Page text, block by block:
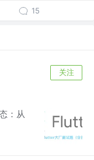
15
关注
：从